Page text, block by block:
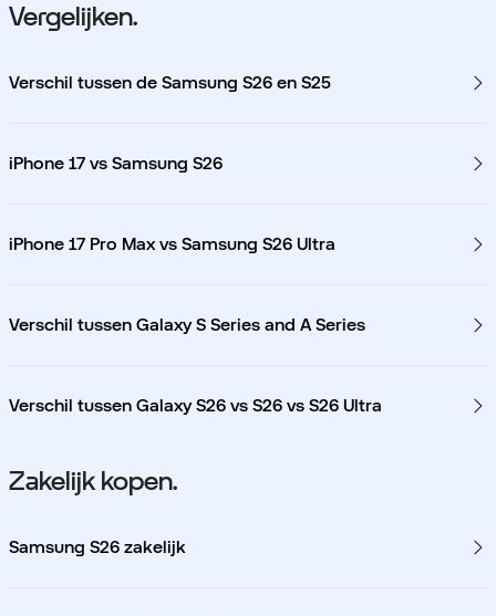
Vergelijken.
Verschil tussen de Samsung S26 en S25
iPhone 17 vs Samsung S26
iPhone 17 Pro Max vs Samsung S26 Ultra
Verschil tussen Galaxy S Series and A Series
Verschil tussen Galaxy S26 vs S26 vs S26 Ultra
Zakelijk kopen.
Samsung S26 zakelijk